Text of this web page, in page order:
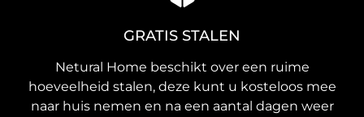
GRATIS STALEN
Netural Home beschikt over een ruime
hoeveelheid stalen, deze kunt u kosteloos mee
naar huis nemen en na een aantal dagen weer